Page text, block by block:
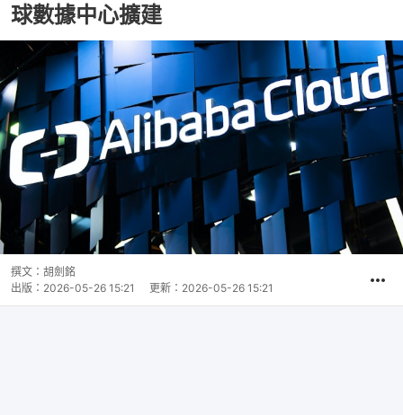
球數據中心擴建
撰文： 胡劍銘
出版： 2026-05-26 15:21 更新： 2026-05-26 15:21